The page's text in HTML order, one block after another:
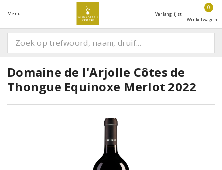
Menu Verlanglijst
0
Winkelwagen
Domaine de l'Arjolle Côtes de
Thongue Equinoxe Merlot 2022